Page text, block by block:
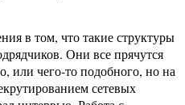
в том, что такие структуры
Они все прячутся
или чего-то подобного, но на
сетевых